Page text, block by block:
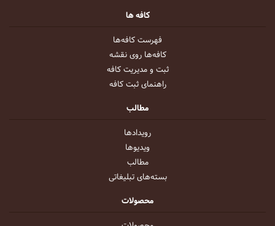
کافه ها
فهرست کافه‌ها
کافه‌ها روی نقشه
ثبت و مدیریت کافه
راهنمای ثبت کافه
مطالب
رویداد‌ها
ویدیو‌ها
مطالب
بسته‌های تبلیغاتی
محصولات